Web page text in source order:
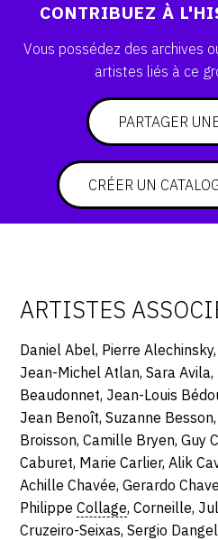
CONTRIBUEZ À
Vous possédez des archives
artistes liés à ce
PARTAGER
CRÉER UN
ARTISTES
Daniel Abel, Pierre
Jean-Michel Atlan, Sara
Beaudonnet, Jean-Louis
Jean Benoît, Suzanne
Broisson, Camille Bryen, Guy
Caburet, Marie Carlier, Alik
Achille Chavée, Gerardo
PhilippeCollage, Corneille,
Cruzeiro-Seixas, Sergio